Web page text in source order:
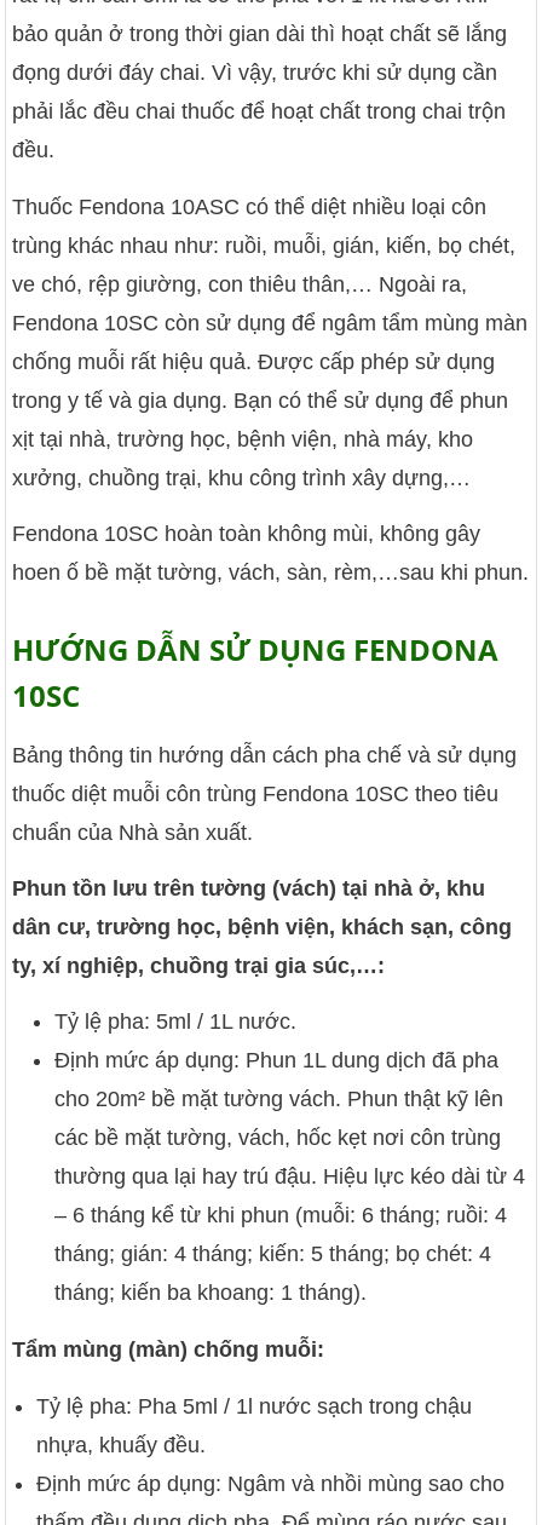
bảo quản ở trong thời gian dài thì hoạt chất sẽ lắng
đọng dưới đáy chai. Vì vậy, trước khi sử dụng cần
phải lắc đều chai thuốc để hoạt chất trong chai trộn
đều.
Thuốc Fendona 10ASC có thể diệt nhiều loại côn
trùng khác nhau như: ruồi, muỗi, gián, kiến, bọ chét,
ve chó, rệp giường, con thiêu thân,… Ngoài ra,
Fendona 10SC còn sử dụng để ngâm tẩm mùng màn
chống muỗi rất hiệu quả. Được cấp phép sử dụng
trong y tế và gia dụng. Bạn có thể sử dụng để phun
xịt tại nhà, trường học, bệnh viện, nhà máy, kho
xưởng, chuồng trại, khu công trình xây dựng,…
Fendona 10SC hoàn toàn không mùi, không gây
hoen ố bề mặt tường, vách, sàn, rèm,…sau khi phun.
HƯỚNG DẪN SỬ DỤNG FENDONA
10SC
Bảng thông tin hướng dẫn cách pha chế và sử dụng
thuốc diệt muỗi côn trùng Fendona 10SC theo tiêu
chuẩn của Nhà sản xuất.
Phun tồn lưu trên tường (vách) tại nhà ở, khu
dân cư, trường học, bệnh viện, khách sạn, công
ty, xí nghiệp, chuồng trại gia súc,…:
Tỷ lệ pha: 5ml / 1L nước.
Định mức áp dụng: Phun 1L dung dịch đã pha
cho 20m² bề mặt tường vách. Phun thật kỹ lên
các bề mặt tường, vách, hốc kẹt nơi côn trùng
thường qua lại hay trú đậu. Hiệu lực kéo dài từ 4
– 6 tháng kể từ khi phun (muỗi: 6 tháng; ruồi: 4
tháng; gián: 4 tháng; kiến: 5 tháng; bọ chét: 4
tháng; kiến ba khoang: 1 tháng).
Tẩm mùng (màn) chống muỗi:
Tỷ lệ pha: Pha 5ml / 1l nước sạch trong chậu
nhựa, khuấy đều.
Định mức áp dụng: Ngâm và nhồi mùng sao cho